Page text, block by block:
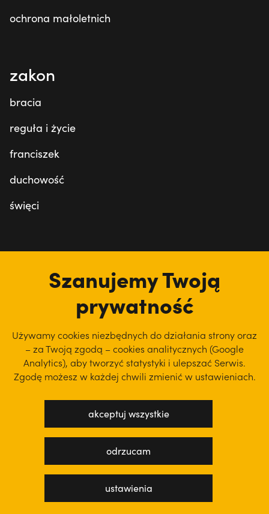
ochrona małoletnich
zakon
bracia
reguła i życie
franciszek
duchowość
święci
regulamin serwisu
Szanujemy Twoją
prywatność
Używamy cookies niezbędnych do działania strony oraz
– za Twoją zgodą – cookies analitycznych (Google
Analytics), abytworzyć statystyki i ulepszać Serwis.
Zgodę możesz w każdej chwili zmienić w ustawieniach.
akceptuj wszystkie
odrzucam
ustawienia